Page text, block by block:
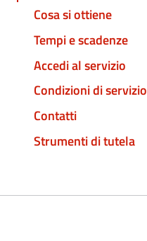
Cosa si ottiene
Tempi e scadenze
Accedi al servizio
Condizioni di servizio
Contatti
Strumenti di tutela